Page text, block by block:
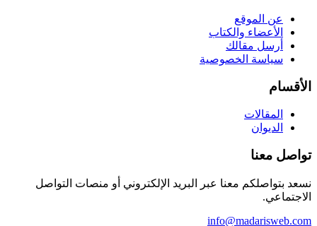
عن الموقع
الأعضاء والكتاب
أرسل مقالك
سياسة الخصوصية
الأقسام
المقالات
الديوان
تواصل معنا
نسعد بتواصلكم معنا عبر البريد الإلكتروني أو منصات التواصل
الاجتماعي.
info@madarisweb.com